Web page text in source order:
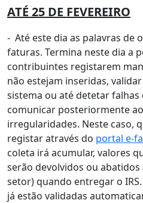
ATÉ 25 DE FEVEREIRO
- Até este dia as palavras de
faturas. Termina neste dia a
contribuintes registarem
não estejam inseridas,
sistema ou até detetar
comunicar posteriormente
irregularidades. Neste caso,
registar através do portal e-
coleta irá acumular, valores
serão devolvidos ou
setor) quando entregar o
já estão validadas